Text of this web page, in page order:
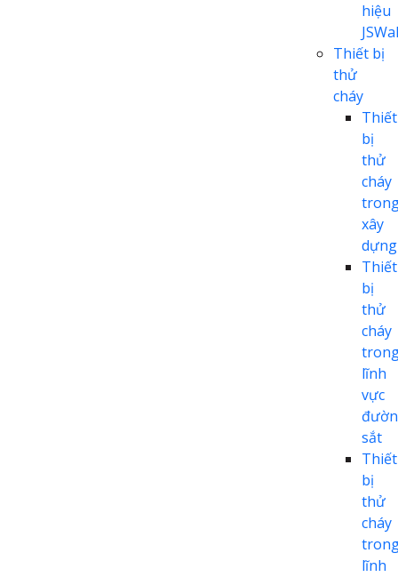
hiệu
Thiết bị
thử
cháy
Thiết
bị
thử
cháy
xây
dựng
Thiết
bị
thử
cháy
lĩnh
vực
sắt
Thiết
bị
thử
cháy
lĩnh